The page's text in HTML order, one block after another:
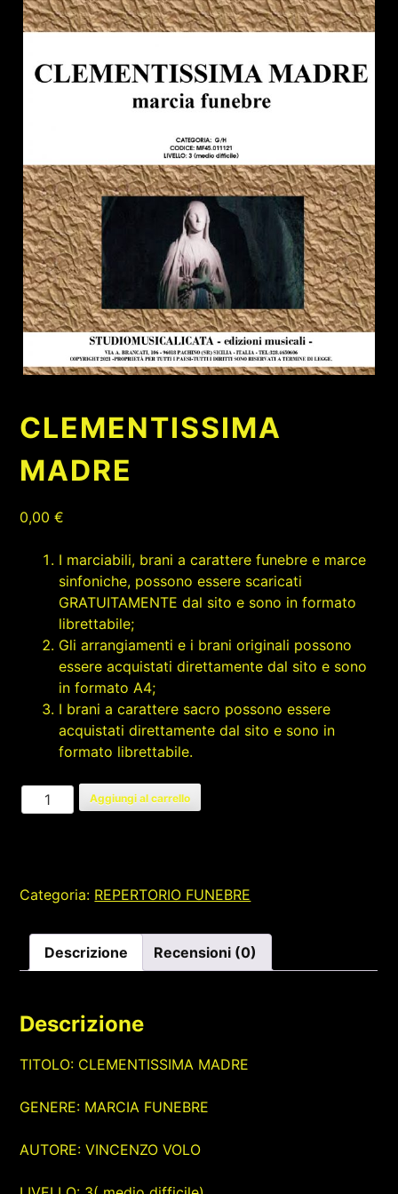
CLEMENTISSIMA
MADRE
0,00€
I marciabili, brani a carattere funebre e marce
sinfoniche, possono essere scaricati
GRATUITAMENTE dal sito e sono in formato
librettabile;
Gli arrangiamenti e i brani originali possono
essere acquistati direttamente dal sito e sono
in formato A4;
I brani a carattere sacro possono essere
acquistati direttamente dal sito e sono in
formato librettabile.
CLEMENTISSIMA
MADRE
Aggiungi al carrello
Categoria: REPERTORIO FUNEBRE
Descrizione Recensioni (0)
Descrizione
TITOLO: CLEMENTISSIMA MADRE
GENERE: MARCIA FUNEBRE
AUTORE: VINCENZO VOLO